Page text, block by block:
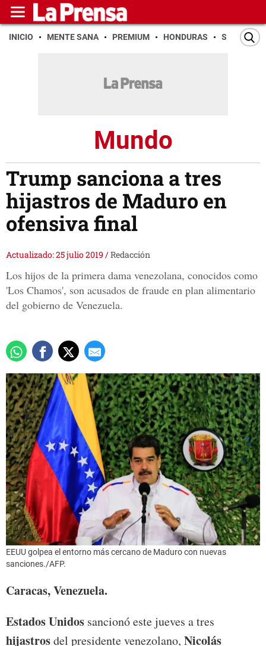
INICIO MENTE SANA PREMIUM HONDURAS SAN PEDRO
Mundo
Trump sanciona a tres
hijastros de Maduro en
ofensiva final
Actualizado: 25 julio 2019 /Redacción
Los hijos de la primera dama venezolana, conocidos como
'Los Chamos', son acusados de fraude en plan alimentario
del gobierno de Venezuela.
EEUU golpea el entorno más cercano de Maduro con nuevas
sanciones./AFP.
Caracas, Venezuela.
Estados Unidos sancionó este jueves a tres
hijastrosdel presidente venezolano, Nicolás